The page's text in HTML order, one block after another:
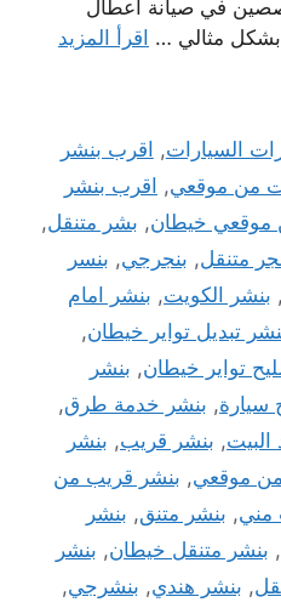
في صيانة اعطال
بشكل مثالي … اقرأ المزيد
السيارات, اقرب بنشر
من موقعي, اقرب بنشر
موقعي خيطان, بشر متنقل,
متنقل, بنجرجي, بنسر
, بنشر الكويت, بنشر امام
تبديل تواير خيطان,
تواير خيطان, بنشر
سيارة, بنشر خدمة طرق,
البيت, بنشر قريب, بنشر
موقعي, بنشر قريب من
مني, بنشر متنق, بنشر
, بنشر متنقل خيطان, بنشر
, بنشر هندي, بنشرجي,